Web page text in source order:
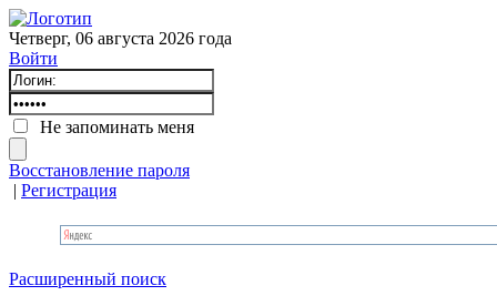
Четверг, 06 августа 2026 года
Войти
Не запоминать меня
Восстановление пароля
| Регистрация
Расширенный поиск